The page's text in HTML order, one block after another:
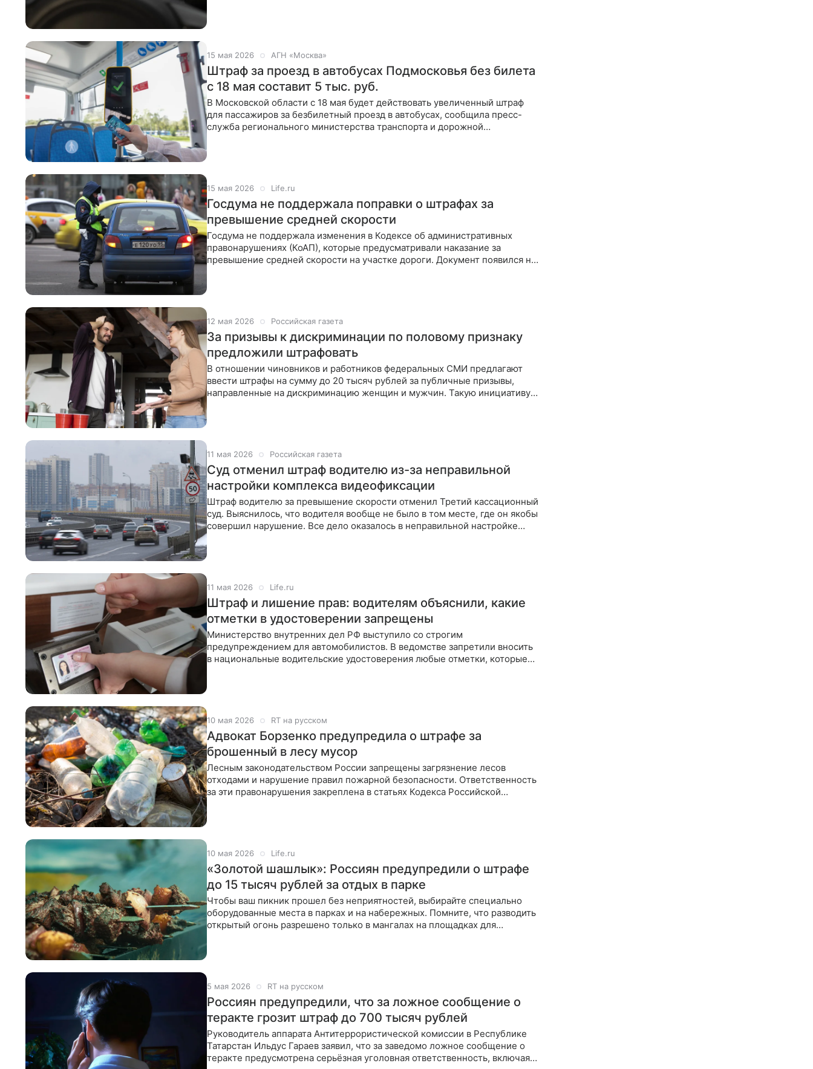
15 мая 2026 АГН «Москва»
Штраф за проезд в автобусах Подмосковья без билета
с 18 мая составит 5 тыс. руб.
В Московской области с 18 мая будет действовать увеличенный штраф
для пассажиров за безбилетный проезд в автобусах, сообщила пресс-
служба регионального министерства транспорта и дорожной
15 мая 2026 Life.ru
Госдума не поддержала поправки о штрафах за
превышение средней скорости
Госдума не поддержала изменения в Кодексе об административных
правонарушениях (КоАП), которые предусматривали наказание за
превышение средней скорости на участке дороги. Документ появился на
12 мая 2026 Российская газета
За призывы к дискриминации по половому признаку
предложили штрафовать
В отношении чиновников и работников федеральных СМИ предлагают
ввести штрафы на сумму до 20 тысяч рублей за публичные призывы,
направленные на дискриминацию женщин и мужчин. Такую инициативу
11 мая 2026 Российская газета
Суд отменил штраф водителю из-за неправильной
настройки комплекса видеофиксации
Штраф водителю за превышение скорости отменил Третий кассационный
суд. Выяснилось, что водителя вообще не было в том месте, где он якобы
совершил нарушение. Все дело оказалось в неправильной настройке
11 мая 2026 Life.ru
Штраф и лишение прав: водителям объяснили, какие
отметки в удостоверении запрещены
Министерство внутренних дел РФ выступило со строгим
предупреждением для автомобилистов. В ведомстве запретили вносить
в национальные водительские удостоверения любые отметки, которые
10 мая 2026 RT на русском
Адвокат Борзенко предупредила о штрафе за
брошенный в лесу мусор
Лесным законодательством России запрещены загрязнение лесов
отходами и нарушение правил пожарной безопасности. Ответственность
за эти правонарушения закреплена в статьях Кодекса Российской
10 мая 2026 Life.ru
«Золотой шашлык»: Россиян предупредили о штрафе
до 15 тысяч рублей за отдых в парке
Чтобы ваш пикник прошел без неприятностей, выбирайте специально
оборудованные места в парках и на набережных. Помните, что разводить
открытый огонь разрешено только в мангалах на площадках для
5 мая 2026 RT на русском
Россиян предупредили, что за ложное сообщение о
теракте грозит штраф до 700 тысяч рублей
Руководитель аппарата Антитеррористической комиссии в Республике
Татарстан Ильдус Гараев заявил, что за заведомо ложное сообщение о
теракте предусмотрена серьёзная уголовная ответственность, включая